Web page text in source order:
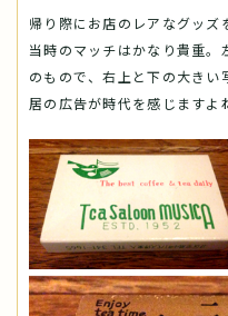
帰り際にお店のレアなグッズ
当時のマッチはかなり貴重。
のもので、右上と下の大き
居の広告が時代を感じますよ